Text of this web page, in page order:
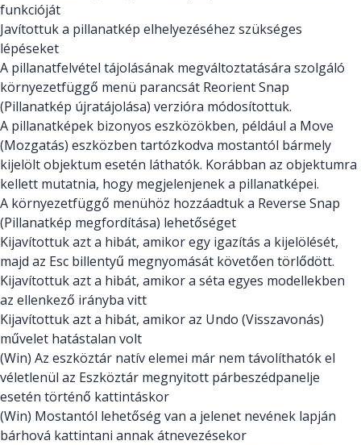
funkcióját
Javítottuk a pillanatkép elhelyezéséhez szükséges
lépéseket
A pillanatfelvétel tájolásának megváltoztatására szolgáló
környezetfüggő menü parancsát Reorient Snap
(Pillanatkép újratájolása) verzióra módosítottuk.
A pillanatképek bizonyos eszközökben, például a Move
(Mozgatás) eszközben tartózkodva mostantól bármely
kijelölt objektum esetén láthatók. Korábban az objektumra
kellett mutatnia, hogy megjelenjenek a pillanatképei.
A környezetfüggő menühöz hozzáadtuk a Reverse Snap
(Pillanatkép megfordítása) lehetőséget
Kijavítottuk azt a hibát, amikor egy igazítás a kijelölését,
majd az Esc billentyű megnyomását követően törlődött.
Kijavítottuk azt a hibát, amikor a séta egyes modellekben
az ellenkező irányba vitt
Kijavítottuk azt a hibát, amikor az Undo (Visszavonás)
művelet hatástalan volt
(Win) Az eszköztár natív elemei már nem távolíthatók el
véletlenül az Eszköztár megnyitott párbeszédpanelje
esetén történő kattintáskor
(Win) Mostantól lehetőség van a jelenet nevének lapján
bárhová kattintani annak átnevezésekor